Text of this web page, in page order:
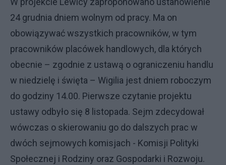
24 grudnia dniem wolnym od pracy. Ma on
obowiązywać wszystkich pracowników, w tym
pracowników placówek handlowych, dla których
obecnie – zgodnie z ustawą o ograniczeniu handlu
w niedzielę i święta – Wigilia jest dniem roboczym
do godziny 14.00. Pierwsze czytanie projektu
ustawy odbyło się 8 listopada. Sejm zdecydował
wówczas o skierowaniu go do dalszych prac w
dwóch sejmowych komisjach - Komisji Polityki
Społecznej i Rodziny oraz Gospodarki i Rozwoju.